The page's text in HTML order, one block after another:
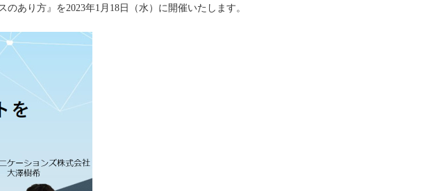
あり方』を2023年1月18日（水）に開催いたします。